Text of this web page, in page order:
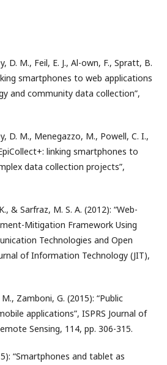
D. M., Feil, E. J., Al-own, F., Spratt, B.
smartphones to web applications
and community data collection”,
D. M., Menegazzo, M., Powell, C. I.,
linking smartphones to
data collection projects”,
& Sarfraz, M. S. A. (2012): “Web-
Mitigation Framework Using
Technologies and Open
of Information Technology (JIT),
Zamboni, G. (2015): “Public
applications”, ISPRS Journal of
Sensing, 114, pp. 306-315.
“Smartphones and tablet as